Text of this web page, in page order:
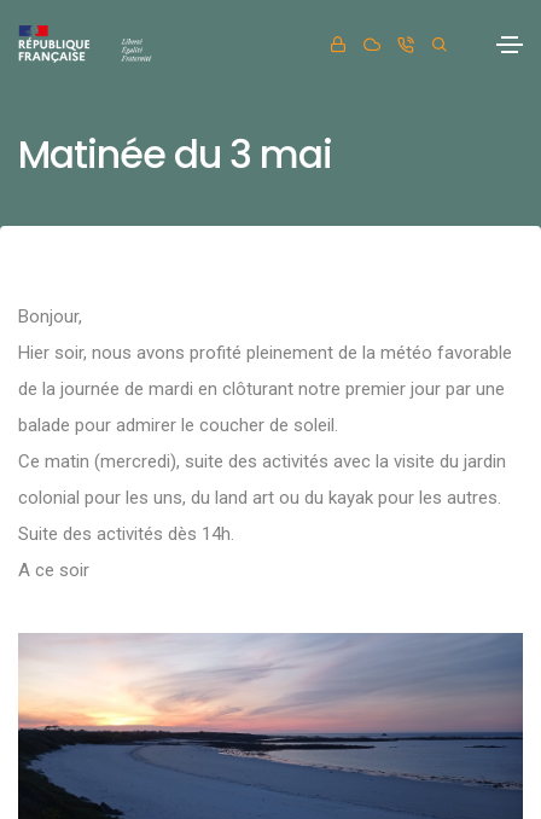
Matinée du 3 mai
Bonjour,
Hier soir, nous avons profité pleinement de la météo favorable
de la journée de mardi en clôturant notre premier jour par une
balade pour admirer le coucher de soleil.
Ce matin (mercredi), suite des activités avec la visite du jardin
colonial pour les uns, du land art ou du kayak pour les autres.
Suite des activités dès 14h.
A ce soir